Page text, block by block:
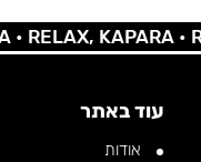
KAPARA •
עוד באתר
אודות